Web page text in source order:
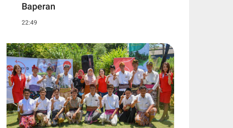
Baperan
22:49